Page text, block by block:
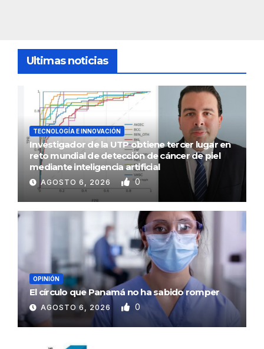
Ultimas noticias
TECNOLOGÍA E INNOVACIÓN
Investigador de la UTP obtiene tercer lugar en
reto mundial de detección de cáncer de piel
mediante inteligencia artificial
AGOSTO 6, 2026 0
OPINIÓN
El círculo que Panamá no ha sabido romper
AGOSTO 6, 2026 0